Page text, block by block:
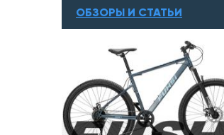
ОБЗОРЫ И СТАТЬИ